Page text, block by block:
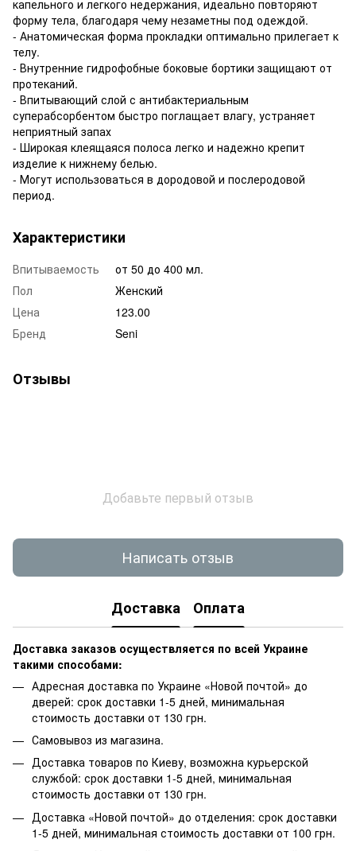
капельного и легкого недержания, идеально повторяют
форму тела, благодаря чему незаметны под одеждой.
- Анатомическая форма прокладки оптимально прилегает к
телу.
- Внутренние гидрофобные боковые бортики защищают от
протеканий.
- Впитывающий слой с антибактериальным
суперабсорбентом быстро поглащает влагу, устраняет
неприятный запах
- Широкая клеящаяся полоса легко и надежно крепит
изделие к нижнему белью.
- Могут использоваться в дородовой и послеродовой
период.
Характеристики
Впитываемость
от 50 до 400 мл.
Пол
Женский
Цена
123.00
Бренд
Seni
Отзывы
Добавьте первый отзыв
Написать отзыв
Доставка Оплата
Доставка заказов осуществляется по всей Украине
такими способами:
Адресная доставка по Украине «Новой почтой» до
дверей: срок доставки 1-5 дней, минимальная
стоимость доставки от 130 грн.
Самовывоз из магазина.
Доставка товаров по Киеву, возможна курьерской
службой: срок доставки 1-5 дней, минимальная
стоимость доставки от 130 грн.
Доставка «Новой почтой» до отделения: срок доставки
1-5 дней, минимальная стоимость доставки от 100 грн.